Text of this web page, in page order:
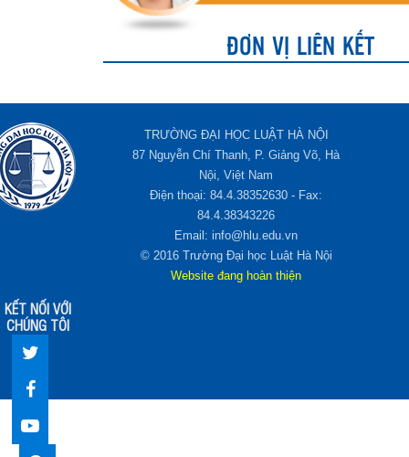
ĐƠN VỊ LIÊN KẾT
TRƯỜNG ĐẠI HỌC LUẬT HÀ NỘI
87 Nguyễn Chí Thanh, P. Giảng Võ, Hà
Nội, Việt Nam
Điện thoại: 84.4.38352630 - Fax:
84.4.38343226
Email: info@hlu.edu.vn
© 2016 Trường Đại học Luật Hà Nội
Website đang hoàn thiện
KẾT NỐI VỚI
CHÚNG TÔI